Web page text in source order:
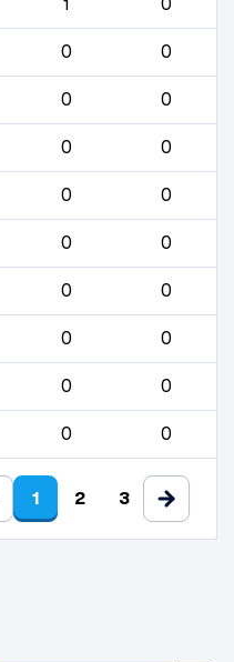
1 0
0 0
0 0
0 0
0 0
0 0
0 0
0 0
0 0
0 0
1 2 3